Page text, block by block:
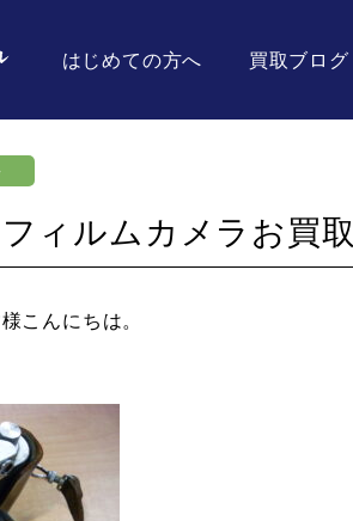
はじめての方へ 買取ブログ
フィルムカメラお買
こんにちは。